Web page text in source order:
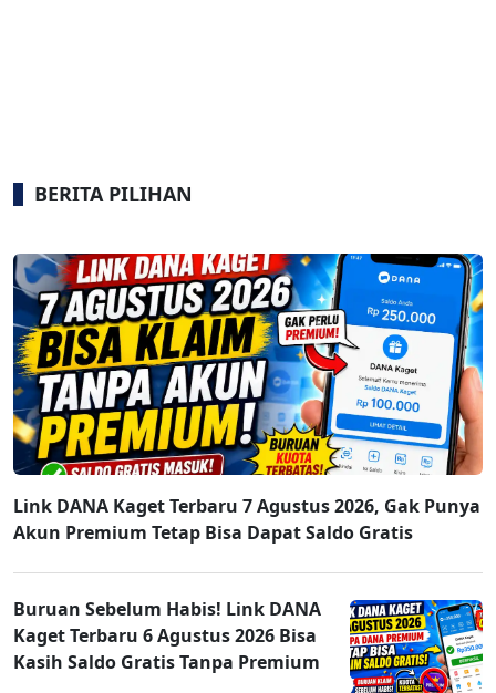
BERITA PILIHAN
Link DANA Kaget Terbaru 7 Agustus 2026, Gak Punya
Akun Premium Tetap Bisa Dapat Saldo Gratis
Buruan Sebelum Habis! Link DANA
Kaget Terbaru 6 Agustus 2026 Bisa
Kasih Saldo Gratis Tanpa Premium